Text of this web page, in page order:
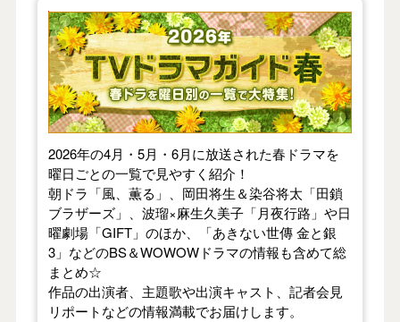
【2026年春】TVドラマガイド
2026年の4月・5月・6月に放送された春ドラマを
曜日ごとの一覧で見やすく紹介！
朝ドラ「風、薫る」、岡田将生＆染谷将太「田鎖
ブラザーズ」、波瑠×麻生久美子「月夜行路」や日
曜劇場「GIFT」のほか、「あきない世傳 金と銀
3」などのBS＆WOWOWドラマの情報も含めて総
まとめ☆
作品の出演者、主題歌や出演キャスト、記者会見
リポートなどの情報満載でお届けします。